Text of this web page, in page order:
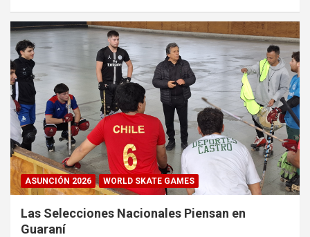
ASUNCIÓN 2026 WORLD SKATE GAMES
Las Selecciones Nacionales Piensan en
Guaraní